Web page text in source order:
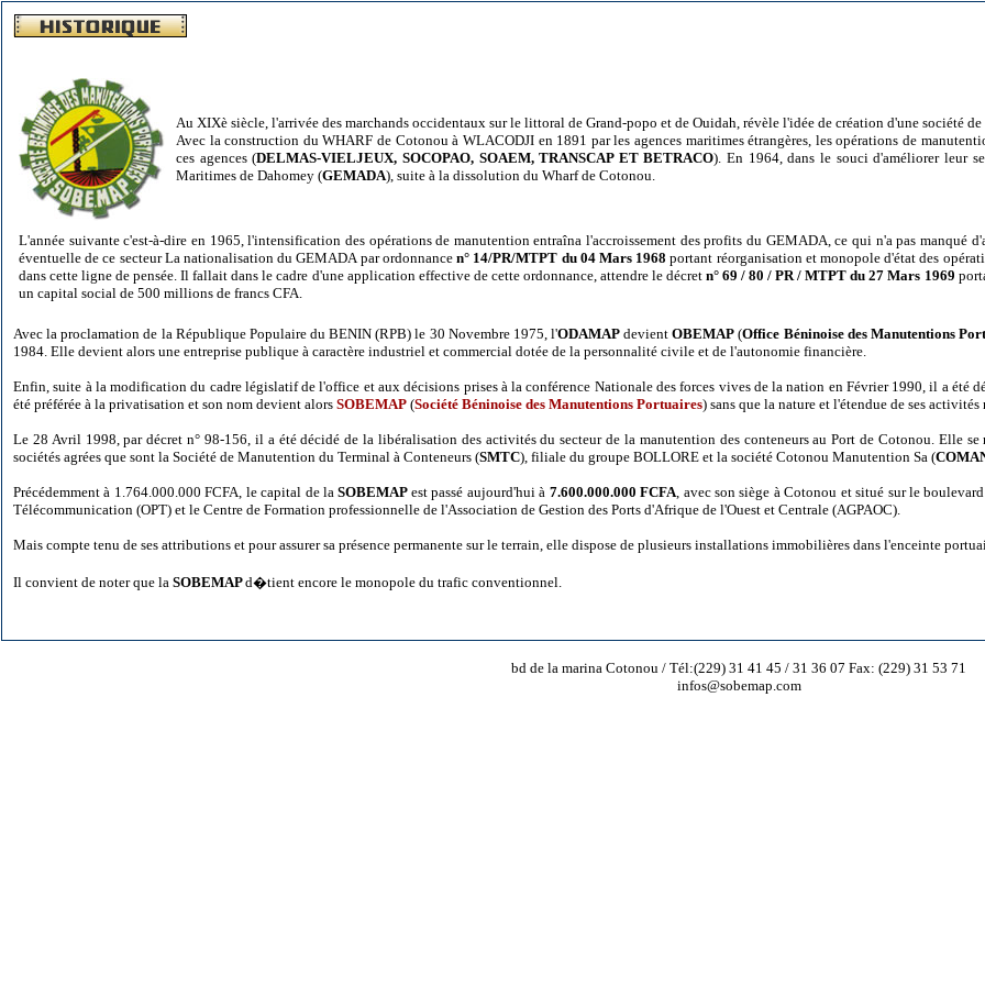
Au XIXè siècle, l'arrivée des marchands occidentaux sur le littoral de Grand-popo et de Ouidah, révèle l'idée de création d'une société
Avec la construction du WHARF de Cotonou à WLACODJI en 1891 par les agences maritimes étrangères, les opérations de
ces agences (DELMAS-VIELJEUX, SOCOPAO, SOAEM, TRANSCAP ET BETRACO). En 1964, dans le souci d'améliorer leur
Maritimes de Dahomey (GEMADA), suite à la dissolution du Wharf de Cotonou.
L'année suivante c'est-à-dire en 1965, l'intensification des opérations de manutention entraîna l'accroissement des profits du GEMADA, ce qui n'a pas
éventuelle de ce secteur La nationalisation du GEMADA par ordonnancen° 14/PR/MTPT du 04 Mars 1968 portant réorganisation et monopole d'état des
dans cette ligne de pensée. Il fallait dans le cadre d'une application effective de cette ordonnance, attendre le décret n° 69 / 80 / PR / MTPT du 27 Mars 1969
un capital social de 500 millions de francs CFA.
Avec la proclamation de la République Populaire du BENIN (RPB) le 30 Novembre 1975, l'ODAMAP devientOBEMAP (Office Béninoise des Manutentions
1984. Elle devient alors une entreprise publique à caractère industriel et commercial dotée de la personnalité civile et de l'autonomie financière.
Enfin, suite à la modification du cadre législatif de l'office et aux décisions prises à la conférence Nationale des forces vives de la nation en Février 1990, il a été
été préférée à la privatisation et son nom devient alors SOBEMAP (Société Béninoise des Manutentions Portuaires) sans que la nature et l'étendue de ses
Le 28 Avril 1998, par décret n° 98-156, il a été décidé de la libéralisation des activités du secteur de la manutention des conteneurs au Port de Cotonou. Elle
sociétés agrées que sont la Société de Manutention du Terminal à Conteneurs (SMTC), filiale du groupe BOLLORE et la société Cotonou Manutention Sa (
Précédemment à 1.764.000.000 FCFA, le capital de laSOBEMAP est passé aujourd'hui à 7.600.000.000 FCFA, avec son siège à Cotonou et situé sur le
Télécommunication (OPT) et le Centre de Formation professionnelle de l'Association de Gestion des Ports d'Afrique de l'Ouest et Centrale (AGPAOC).
Mais compte tenu de ses attributions et pour assurer sa présence permanente sur le terrain, elle dispose de plusieurs installations immobilières dans l'enceinte
Il convient de noter que la SOBEMAPd�tient encore le monopole du trafic conventionnel.
bd de la marina Cotonou / Tél:(229) 31 41 45 / 31 36 07 Fax: (229) 31 53 71
infos@sobemap.com